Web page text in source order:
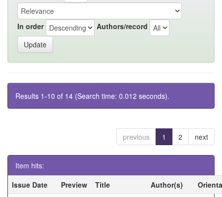
In order Authors/record
Results 1-10 of 14 (Search time: 0.012 seconds).
previous 1 2 next
Item hits:
Issue Date
Preview Title Author(s)